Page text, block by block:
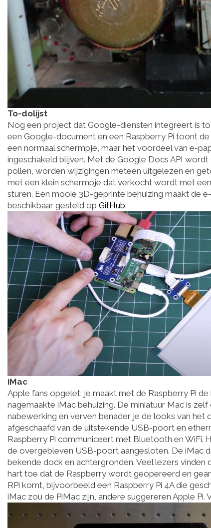
To-dolijst
Nog een project dat Google-diensten integreert is
een Google-document en een Raspberry Pi toont
een normaal schermpje, maar het voordeel van e-
ingeschakeld blijven. Met de Google Docs API
pollen, worden wijzigingen meteen uitgelezen en
met een klein schermpje dat verkocht wordt met
sturen. Een mooie 3D-geprinte behuizing maakt de
beschikbaar gesteld op GitHub.
iMac
Apple fans opgelet: je maakt met de Raspberry Pi de
nagemaakte iMac behuizing. De miniatuur Mac is
nabewerking en verven benader je de looks van het
afgeschaafd van de uitstekende USB-poort en
Raspberry Pi communiceert met Bluetooth en
de overgebleven USB-poort aangesloten. De iMac
bekende dock en achtergronden. Veel lezers
hart toe dat de Raspberry wordt geopereerd en
RPi komt, bijvoorbeeld een Raspberry Pi 4A die
iMac zou de PiMac zijn, andere suggereren Apple Pi.